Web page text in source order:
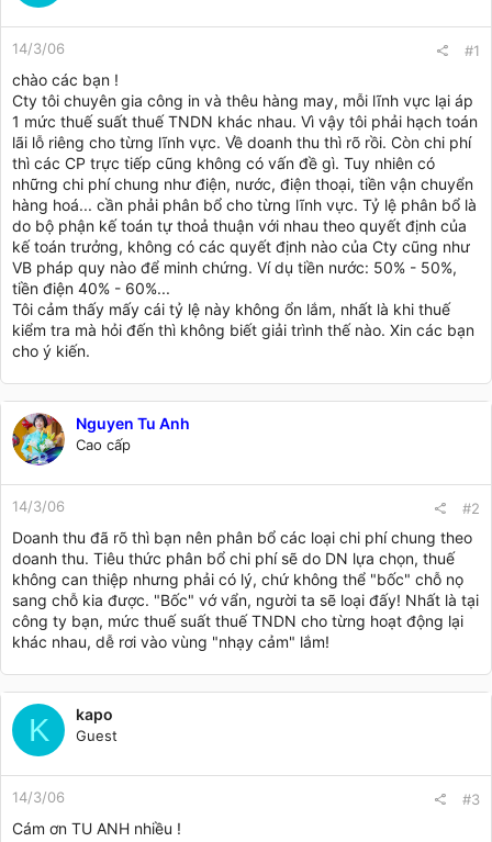
14/3/06 #1
chào các bạn !
Cty tôi chuyên gia công in và thêu hàng may, mỗi lĩnh vực lại áp
1 mức thuế suất thuế TNDN khác nhau. Vì vậy tôi phải hạch toán
lãi lỗ riêng cho từng lĩnh vực. Về doanh thu thì rõ rồi. Còn chi phí
thì các CP trực tiếp cũng không có vấn đề gì. Tuy nhiên có
những chi phí chung như điện, nước, điện thoại, tiền vận chuyển
hàng hoá... cần phải phân bổ cho từng lĩnh vực. Tỷ lệ phân bổ là
do bộ phận kế toán tự thoả thuận với nhau theo quyết định của
kế toán trưởng, không có các quyết định nào của Cty cũng như
VB pháp quy nào để minh chứng. Ví dụ tiền nước: 50% - 50%,
tiền điện 40% - 60%...
Tôi cảm thấy mấy cái tỷ lệ này không ổn lắm, nhất là khi thuế
kiểm tra mà hỏi đến thì không biết giải trình thế nào. Xin các bạn
cho ý kiến.
Nguyen Tu Anh
Cao cấp
14/3/06 #2
Doanh thu đã rõ thì bạn nên phân bổ các loại chi phí chung theo
doanh thu. Tiêu thức phân bổ chi phí sẽ do DN lựa chọn, thuế
không can thiệp nhưng phải có lý, chứ không thể "bốc" chỗ nọ
sang chỗ kia được. "Bốc" vớ vẩn, người ta sẽ loại đấy! Nhất là tại
công ty bạn, mức thuế suất thuế TNDN cho từng hoạt động lại
khác nhau, dễ rơi vào vùng "nhạy cảm" lắm!
K kapo
Guest
14/3/06 #3
Cám ơn TU ANH nhiều !